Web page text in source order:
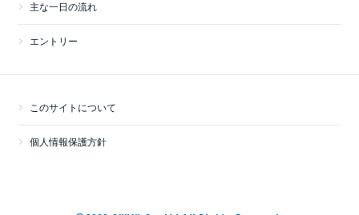
主な一日の流れ
エントリー
このサイトについて
個人情報保護方針